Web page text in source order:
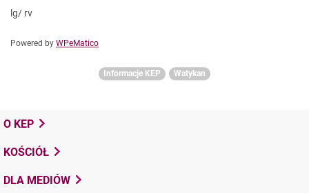
lg/ rv
Powered by WPeMatico
Informacje KEP Watykan
O KEP
KOŚCIÓŁ
DLA MEDIÓW